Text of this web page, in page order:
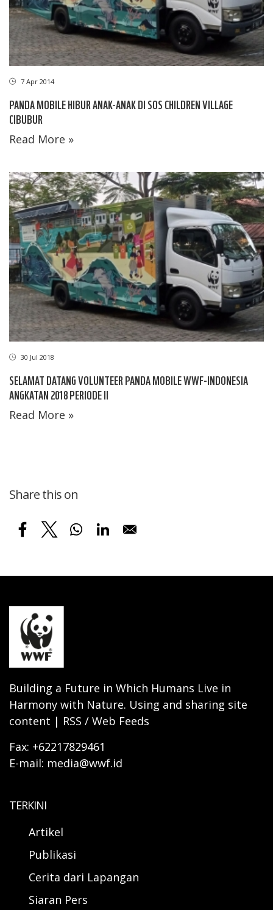
7 Apr 2014
PANDA MOBILE HIBUR ANAK-ANAK DI SOS CHILDREN VILLAGE
CIBUBUR
Read More »
30 Jul 2018
SELAMAT DATANG VOLUNTEER PANDA MOBILE WWF-INDONESIA
ANGKATAN 2018 PERIODE II
Read More »
Share this on
Building a Future in Which Humans Live in
Harmony with Nature. Using and sharing site
content | RSS / Web Feeds
Fax: +62217829461
E-mail: media@wwf.id
TERKINI
Artikel
Publikasi
Cerita dari Lapangan
Siaran Pers